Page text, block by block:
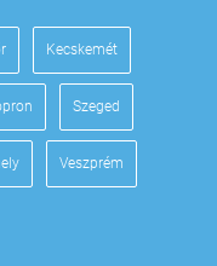
Kecskemét
Szeged
Veszprém